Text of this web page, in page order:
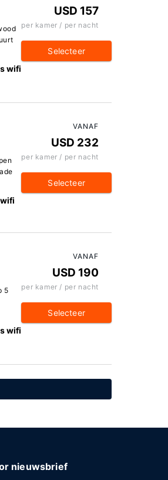
wifi
USD 157
per kamer / per nacht
Selecteer
VANAF
USD 232
per kamer / per nacht
Selecteer
5
wifi
VANAF
USD 190
per kamer / per nacht
Selecteer
nieuwsbrief